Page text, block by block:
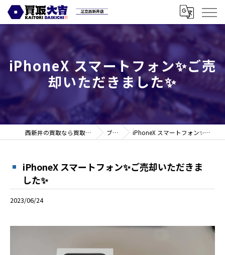
iPhoneX スマートフォン✨ご売
却いただきました✨
西新井の買取なら買取大吉 足立西新井店 ブログ iPhoneX スマートフォン✨ご売却いただきました✨
iPhoneX スマートフォン✨ご売却いただきま
した✨
2023/06/24